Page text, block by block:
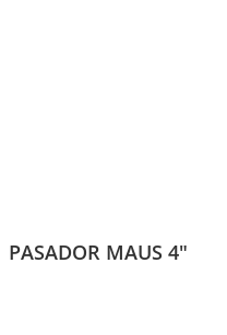
PASADOR MAUS 4″